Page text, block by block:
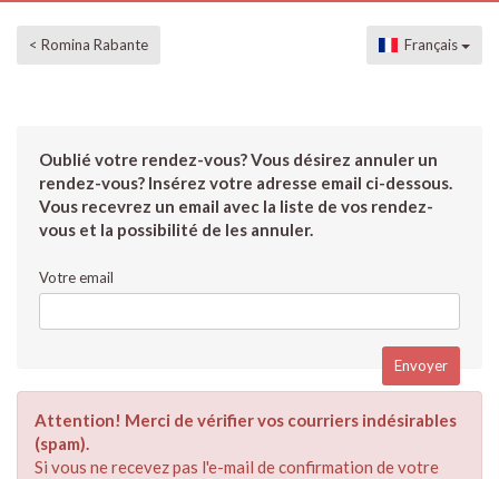
< Romina Rabante Français
Oublié votre rendez-vous? Vous désirez annuler un
rendez-vous? Insérez votre adresse email ci-dessous.
Vous recevrez un email avec la liste de vos rendez-
vous et la possibilité de les annuler.
Votre email
Attention! Merci de vérifier vos courriers indésirables
(spam).
Si vous ne recevez pas l'e-mail de confirmation de votre